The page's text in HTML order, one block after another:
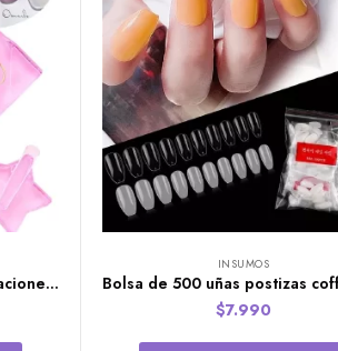
Accesorio para Curvar Decoraciones Metálicas
INSUMOS
$7.990